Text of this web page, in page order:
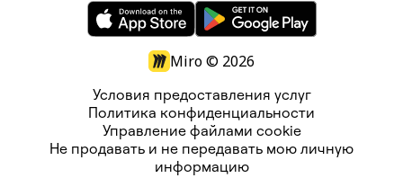
Miro © 2026
Условия предоставления услуг
Политика конфиденциальности
Управление файлами cookie
Не продавать и не передавать мою личную
информацию